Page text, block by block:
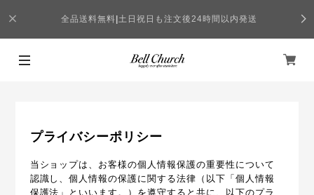
全品送料無料 土日祝日も注文後24時間以内発送
プライバシーポリシー
当ショップは、お客様の個人情報保護の重要性について
認識し、個人情報の保護に関する法律（以下「個人情報
保護法」といいます。）を遵守すると共に、以下のプラ